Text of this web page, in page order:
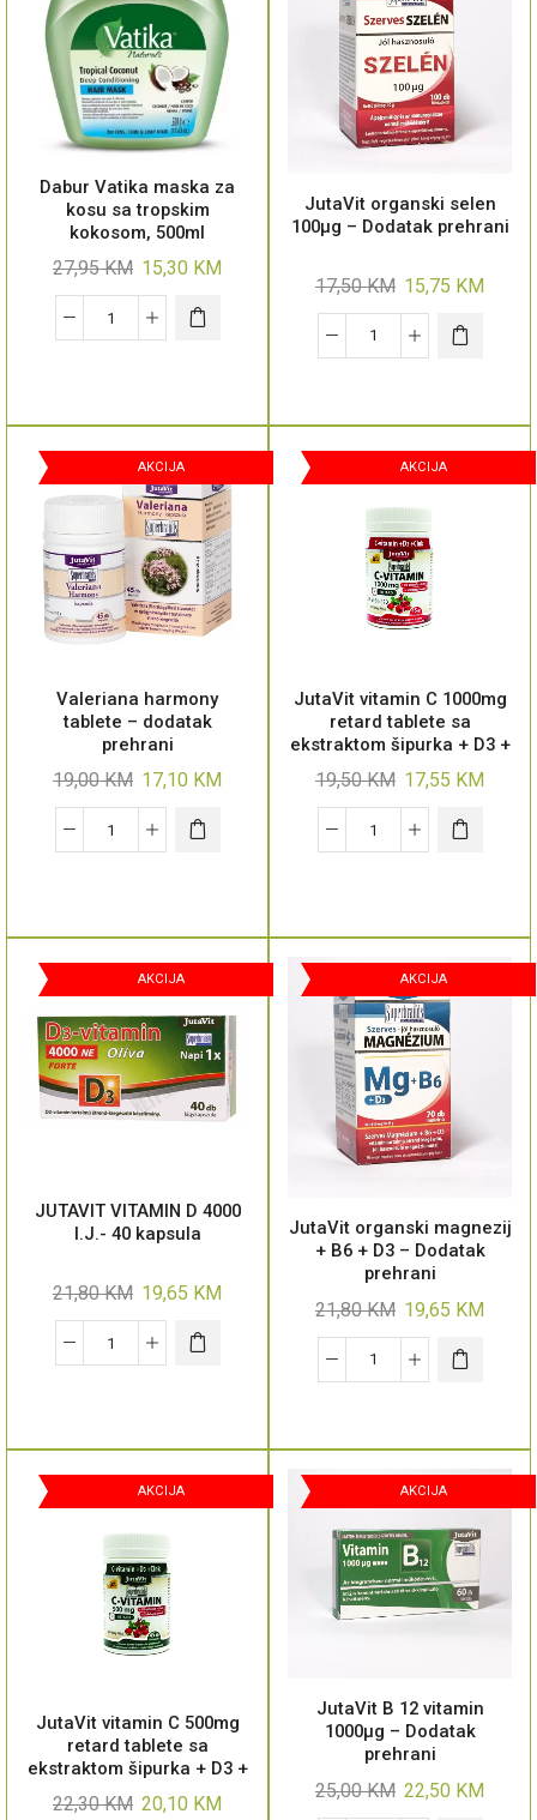
Dabur Vatika maska za
kosu sa tropskim
kokosom, 500ml
27,95KM 15,30 KM
JutaVit organski selen
100μg – Dodatak prehrani
17,50KM 15,75 KM
AKCIJA
Valeriana harmony
tablete – dodatak
prehrani
19,00KM 17,10 KM
AKCIJA
JutaVit vitamin C 1000mg
retard tablete sa
ekstraktom šipurka + D3 +
19,50KM 17,55 KM
AKCIJA
JUTAVIT VITAMIN D 4000
I.J.- 40 kapsula
21,80KM 19,65 KM
AKCIJA
JutaVit organski magnezij
+ B6 + D3 – Dodatak
prehrani
21,80KM 19,65 KM
AKCIJA
JutaVit vitamin C 500mg
retard tablete sa
ekstraktom šipurka + D3 +
22,30KM 20,10 KM
AKCIJA
JutaVit B 12 vitamin
1000μg – Dodatak
prehrani
25,00KM 22,50 KM